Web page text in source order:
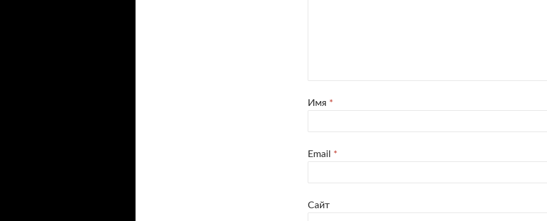
Имя *
Email *
Сайт